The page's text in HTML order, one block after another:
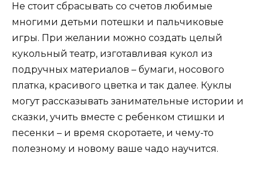
Не стоит сбрасывать со счетов любимые
многими детьми потешки и пальчиковые
игры. При желании можно создать целый
кукольный театр, изготавливая кукол из
подручных материалов – бумаги, носового
платка, красивого цветка и так далее. Куклы
могут рассказывать занимательные истории и
сказки, учить вместе с ребенком стишки и
песенки – и время скоротаете, и чему-то
полезному и новому ваше чадо научится.